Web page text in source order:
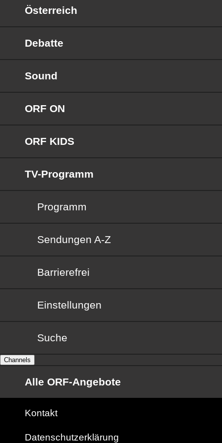
Österreich
Debatte
Sound
ORF ON
ORF KIDS
TV-Programm
Programm
Sendungen von A bis Z
Sendungen A-Z
Barrierefrei
Barrierefrei
Einstellungen
Suche
Channels
Alle ORF-Angebote
Kontakt
Datenschutzerklärung